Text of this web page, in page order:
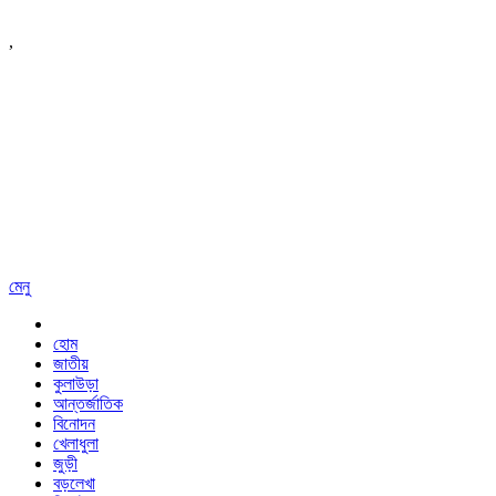
,
মেনু
হোম
জাতীয়
কুলাউড়া
আন্তর্জাতিক
বিনোদন
খেলাধুলা
জুড়ী
বড়লেখা